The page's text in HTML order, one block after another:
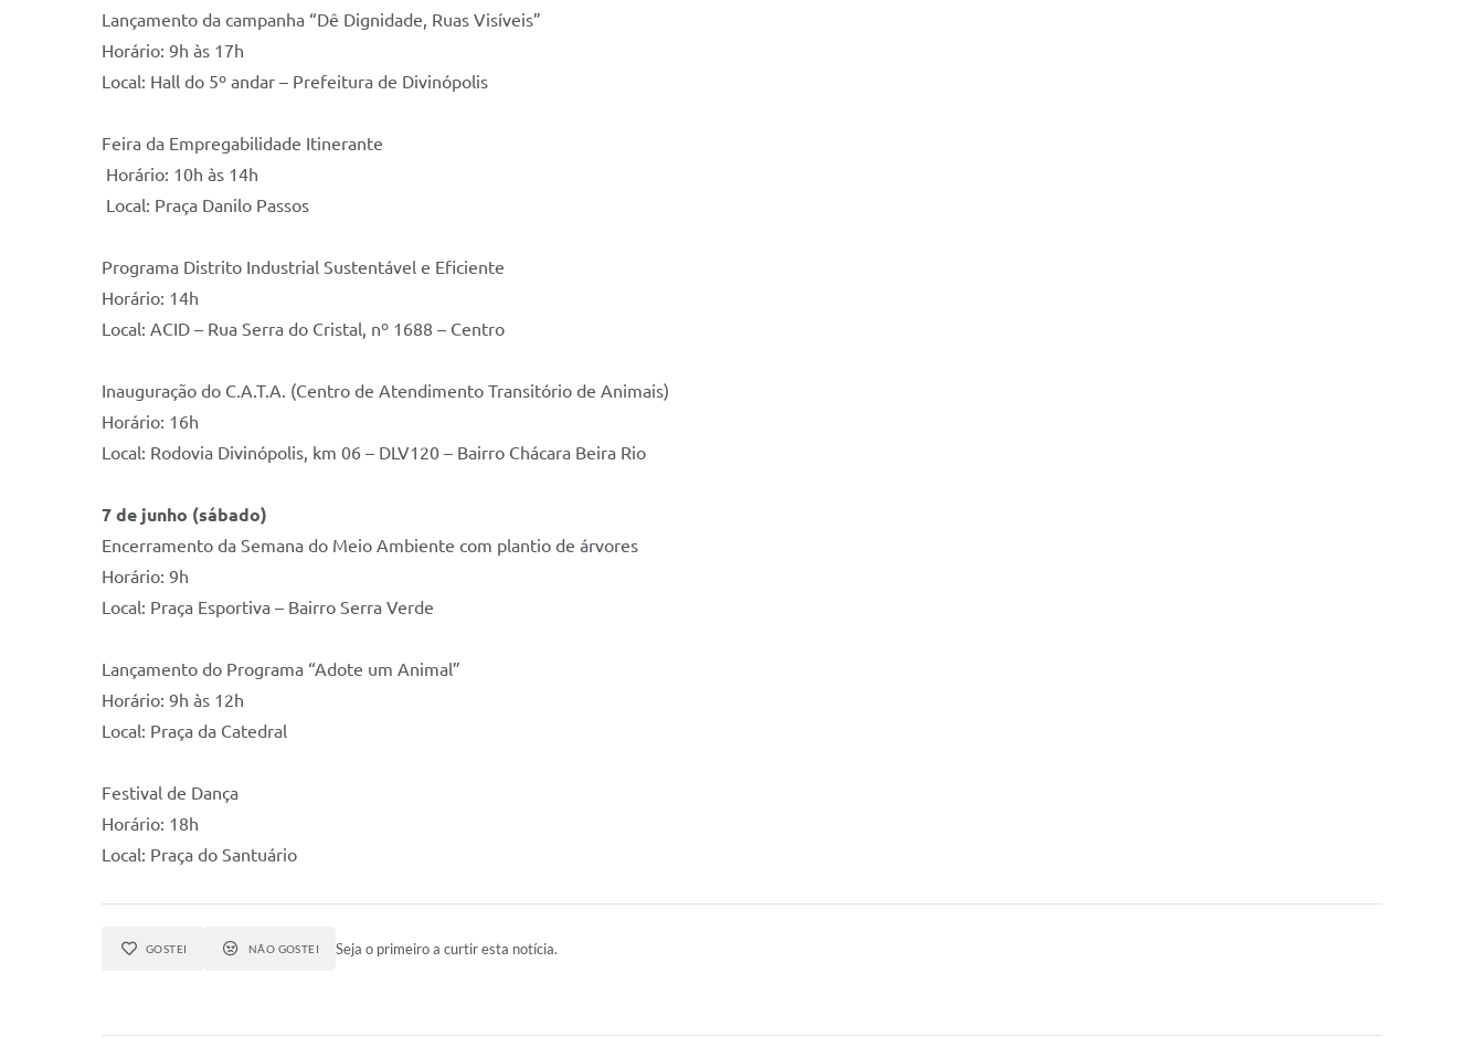
Lançamento da campanha “Dê Dignidade, Ruas Visíveis”
Horário: 9h às 17h
Local: Hall do 5º andar – Prefeitura de Divinópolis
Feira da Empregabilidade Itinerante
Horário: 10h às 14h
Local: Praça Danilo Passos
Programa Distrito Industrial Sustentável e Eficiente
Horário: 14h
Local: ACID – Rua Serra do Cristal, nº 1688 – Centro
Inauguração do C.A.T.A. (Centro de Atendimento Transitório de Animais)
Horário: 16h
Local: Rodovia Divinópolis, km 06 – DLV120 – Bairro Chácara Beira Rio
7 de junho (sábado)
Encerramento da Semana do Meio Ambiente com plantio de árvores
Horário: 9h
Local: Praça Esportiva – Bairro Serra Verde
Lançamento do Programa “Adote um Animal”
Horário: 9h às 12h
Local: Praça da Catedral
Festival de Dança
Horário: 18h
Local: Praça do Santuário
GOSTEI NÃO GOSTEI Seja o primeiro a curtir esta notícia.